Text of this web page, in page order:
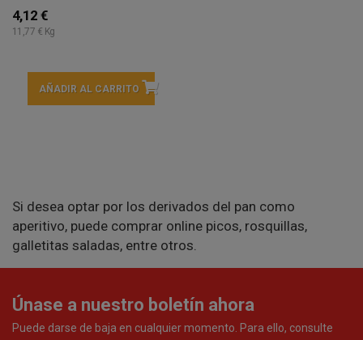
4,12 €
11,77 € Kg
AÑADIR AL CARRITO
Si desea optar por los derivados del pan como
aperitivo, puede comprar online picos, rosquillas,
galletitas saladas, entre otros.
Únase a nuestro boletín ahora
Puede darse de baja en cualquier momento. Para ello, consulte